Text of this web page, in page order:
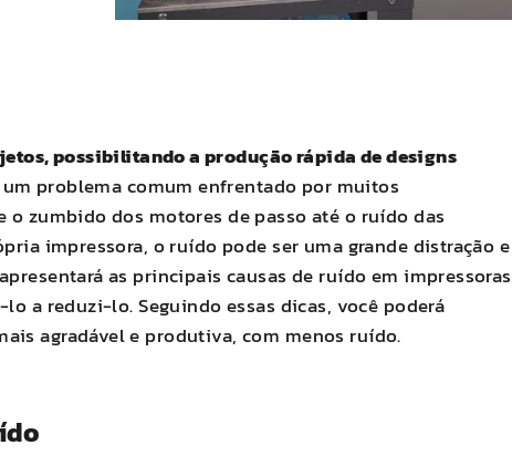
possibilitando a produção rápida de designs
problema comum enfrentado por muitos
zumbido dos motores de passo até o ruído das
impressora, o ruído pode ser uma grande distração e
as principais causas de ruído em impressoras
a reduzi-lo. Seguindo essas dicas, você poderá
agradável e produtiva, com menos ruído.